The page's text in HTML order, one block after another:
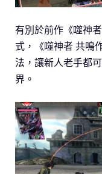
有別於前作《噬神
式，《噬神者 共鳴
法，讓新人老手都
界。